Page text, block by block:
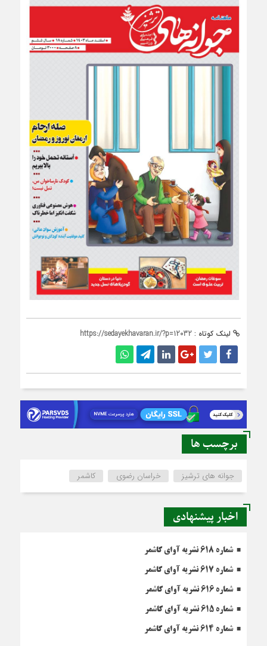
لینک کوتاه : https://sedayekhavaran.ir/?p=12032
برچسب ها
جوانه های ترشیز خراسان رضوی کاشمر
اخبار پیشنهادی
شماره 618 نشریه آوای کاشمر
شماره 617 نشریه آوای کاشمر
شماره 616 نشریه آوای کاشمر
شماره 615 نشریه آوای کاشمر
شماره 614 نشریه آوای کاشمر